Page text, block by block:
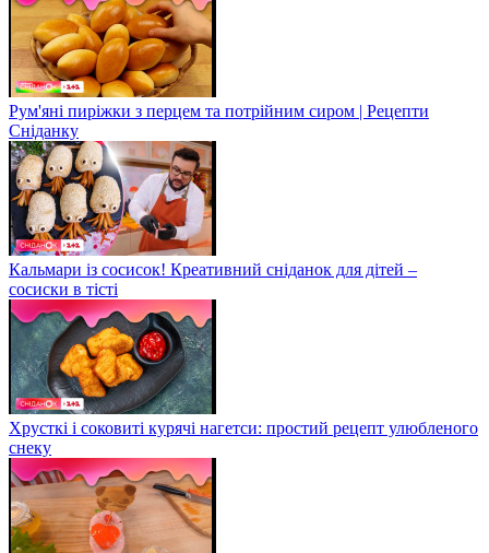
Рум'яні пиріжки з перцем та потрійним сиром | Рецепти
Сніданку
Кальмари із сосисок! Креативний сніданок для дітей –
сосиски в тісті
Хрусткі і соковиті курячі нагетси: простий рецепт улюбленого
снеку